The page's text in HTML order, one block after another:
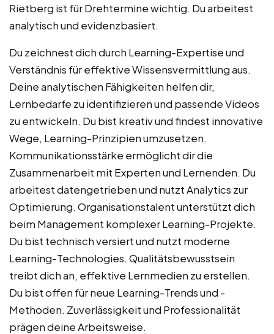
Rietberg ist für Drehtermine wichtig. Du arbeitest
analytisch und evidenzbasiert.
Du zeichnest dich durch Learning-Expertise und
Verständnis für effektive Wissensvermittlung aus.
Deine analytischen Fähigkeiten helfen dir,
Lernbedarfe zu identifizieren und passende Videos
zu entwickeln. Du bist kreativ und findest innovative
Wege, Learning-Prinzipien umzusetzen.
Kommunikationsstärke ermöglicht dir die
Zusammenarbeit mit Experten und Lernenden. Du
arbeitest datengetrieben und nutzt Analytics zur
Optimierung. Organisationstalent unterstützt dich
beim Management komplexer Learning-Projekte.
Du bist technisch versiert und nutzt moderne
Learning-Technologies. Qualitätsbewusstsein
treibt dich an, effektive Lernmedien zu erstellen.
Du bist offen für neue Learning-Trends und -
Methoden. Zuverlässigkeit und Professionalität
prägen deine Arbeitsweise.